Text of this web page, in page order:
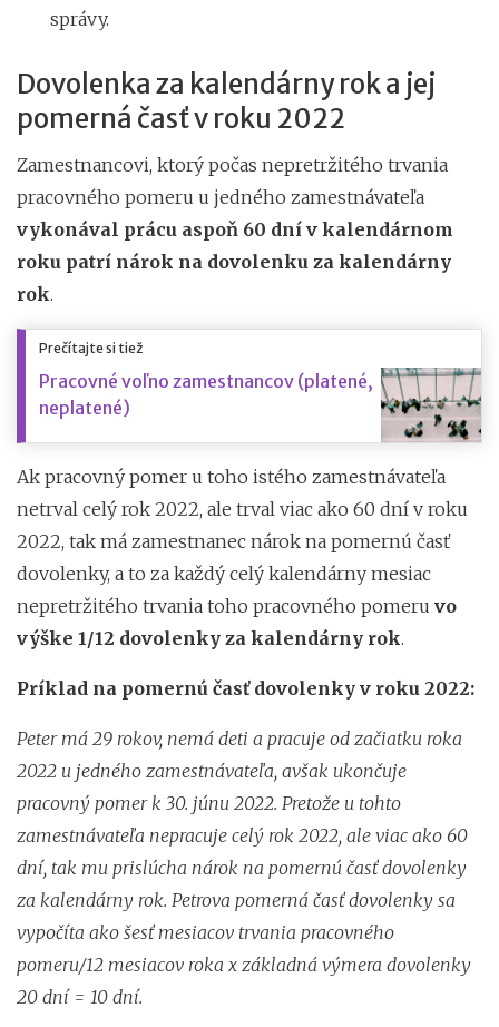
správy.
Dovolenka za kalendárny rok a jej
pomerná časť v roku 2022
Zamestnancovi, ktorý počas nepretržitého trvania
pracovného pomeru u jedného zamestnávateľa
vykonával prácu aspoň 60 dní v kalendárnom
roku patrí nárok na dovolenku za kalendárny
rok.
Prečítajte si tiež
Pracovné voľno zamestnancov (platené,
neplatené)
Ak pracovný pomer u toho istého zamestnávateľa
netrval celý rok 2022, ale trval viac ako 60 dní v roku
2022, tak má zamestnanec nárok na pomernú časť
dovolenky, a to za každý celý kalendárny mesiac
nepretržitého trvania toho pracovného pomeru vo
výške 1/12 dovolenky za kalendárny rok.
Príklad na pomernú časť dovolenky v roku 2022:
Peter má 29 rokov, nemá deti a pracuje od začiatku roka
2022 u jedného zamestnávateľa, avšak ukončuje
pracovný pomer k 30. júnu 2022. Pretože u tohto
zamestnávateľa nepracuje celý rok 2022, ale viac ako 60
dní, tak mu prislúcha nárok na pomernú časť dovolenky
za kalendárny rok. Petrova pomerná časť dovolenky sa
vypočíta ako šesť mesiacov trvania pracovného
pomeru/12 mesiacov roka x základná výmera dovolenky
20 dní = 10 dní.